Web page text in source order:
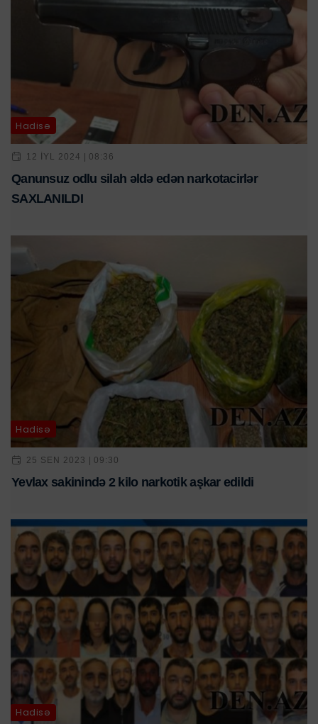
Hadisə
12 IYL 2024 | 08:36
Qanunsuz odlu silah əldə edən narkotacirlər
SAXLANILDI
Hadisə
25 SEN 2023 | 09:30
Yevlax sakinində 2 kilo narkotik aşkar edildi
Hadisə